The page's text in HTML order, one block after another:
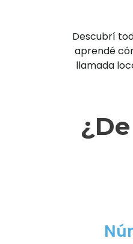
Descubrí
aprendé
llamada